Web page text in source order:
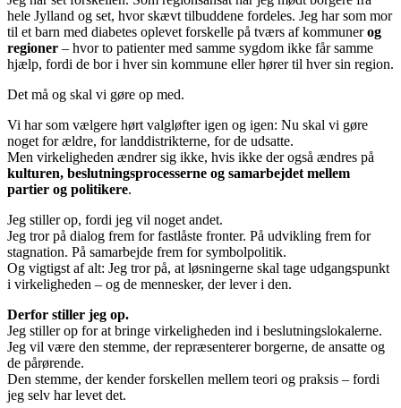
hele Jylland og set, hvor skævt tilbuddene fordeles. Jeg har som mor
til et barn med diabetes oplevet forskelle på tværs af kommunerog
regioner – hvor to patienter med samme sygdom ikke får samme
hjælp, fordi de bor i hver sin kommune eller hører til hver sin region.
Det må og skal vi gøre op med.
Vi har som vælgere hørt valgløfter igen og igen: Nu skal vi gøre
noget for ældre, for landdistrikterne, for de udsatte.
Men virkeligheden ændrer sig ikke, hvis ikke der også ændres på
kulturen, beslutningsprocesserne og samarbejdet mellem
partier og politikere.
Jeg stiller op, fordi jeg vil noget andet.
Jeg tror på dialog frem for fastlåste fronter. På udvikling frem for
stagnation. På samarbejde frem for symbolpolitik.
Og vigtigst af alt: Jeg tror på, at løsningerne skal tage udgangspunkt
i virkeligheden – og de mennesker, der lever i den.
Derfor stiller jeg op.
Jeg stiller op for at bringe virkeligheden ind i beslutningslokalerne.
Jeg vil være den stemme, der repræsenterer borgerne, de ansatte og
de pårørende.
Den stemme, der kender forskellen mellem teori og praksis – fordi
jeg selv har levet det.